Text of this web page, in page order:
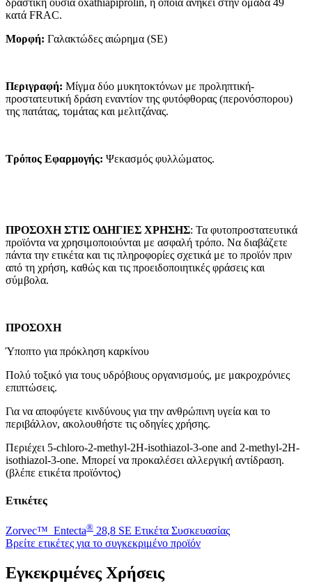
δραστική ουσία οxathiapiprolin, η οποία ανήκει στην ομάδα 49
κατά FRAC.
Μορφή: Γαλακτώδες αιώρημα (SE)
Περιγραφή: Μίγμα δύο μυκητοκτόνων με προληπτική-
προστατευτική δράση εναντίον της φυτόφθορας (περονόσπορου)
της πατάτας, τομάτας και μελιτζάνας.
Τρόπος Εφαρμογής: Ψεκασμός φυλλώματος.
ΠΡΟΣΟΧΗ ΣΤΙΣ ΟΔΗΓΙΕΣ ΧΡΗΣΗΣ: Τα φυτοπροστατευτικά
προϊόντα να χρησιμοποιούνται με ασφαλή τρόπο. Να διαβάζετε
πάντα την ετικέτα και τις πληροφορίες σχετικά με το προϊόν πριν
από τη χρήση, καθώς και τις προειδοποιητικές φράσεις και
σύμβολα.
ΠΡΟΣΟΧΗ
Ύποπτο για πρόκληση καρκίνου
Πολύ τοξικό για τους υδρόβιους οργανισμούς, με μακροχρόνιες
επιπτώσεις.
Για να αποφύγετε κινδύνους για την ανθρώπινη υγεία και το
περιβάλλον, ακολουθήστε τις οδηγίες χρήσης.
Περιέχει 5-chloro-2-methyl-2H-isothiazol-3-one and 2-methyl-2H-
isothiazol-3-one. Μπορεί να προκαλέσει αλλεργική αντίδραση.
(βλέπε ετικέτα προϊόντος)
Ετικέτες
Zorvec™ Entecta® 28,8 SE Ετικέτα Συσκευασίας
Βρείτε ετικέτες για το συγκεκριμένο προϊόν
Εγκεκριμένες Χρήσεις